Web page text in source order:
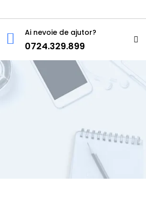
Ai nevoie de ajutor?
0724.329.899